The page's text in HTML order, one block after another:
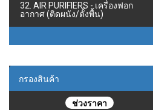
32. AIR PURIFIERS - เครื่องฟอก
อากาศ (ติดผนัง/ตั้งพื้น)
กรองสินค้า
ช่วงราคา